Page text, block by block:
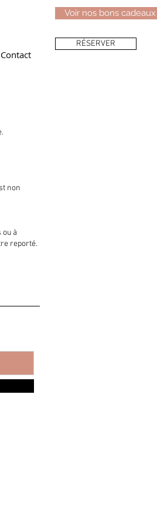
Contact
Voir nos bons cadeaux
RÉSERVER
non
à
reporté.